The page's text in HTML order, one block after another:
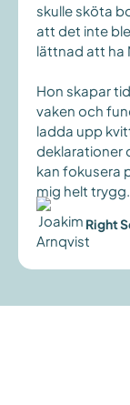
skulle sköta
att det inte
lättnad att ha
Hon skapar
vaken och
ladda upp
deklarationer
kan fokusera
mig helt
Right